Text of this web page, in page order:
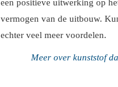
een positieve uitwerking op
vermogen van de uitbouw.
echter veel meer voordelen.
Meer over kunststof